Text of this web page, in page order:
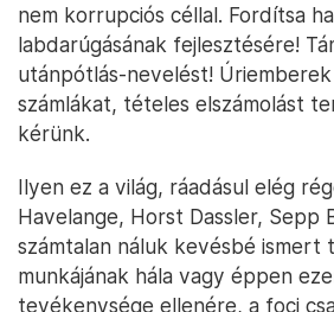
nem korrupciós céllal. Fordítsa
labdarúgásának fejlesztésére!
utánpótlás-nevelést!
számlákat, tételes elszámolást
kérünk.
Ilyen ez a világ, ráadásul elég
Havelange, Horst Dassler, Sepp
számtalan náluk kevésbé ismert
munkájának hála vagy éppen
tevékenysége ellenére, a foci